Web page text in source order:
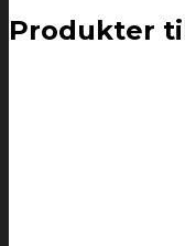
Produkter